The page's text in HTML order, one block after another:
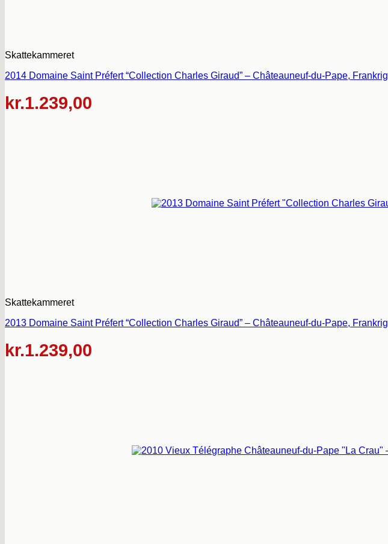
Skattekammeret
2014 Domaine Saint Préfert “Collection Charles Giraud” – Châteauneuf-du-Pape, Frankrig
kr.1.239,00
Skattekammeret
2013 Domaine Saint Préfert “Collection Charles Giraud” – Châteauneuf-du-Pape, Frankrig
kr.1.239,00